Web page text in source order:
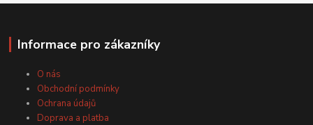
Informace pro zákazníky
O nás
Obchodní podmínky
Ochrana údajů
Doprava a platba